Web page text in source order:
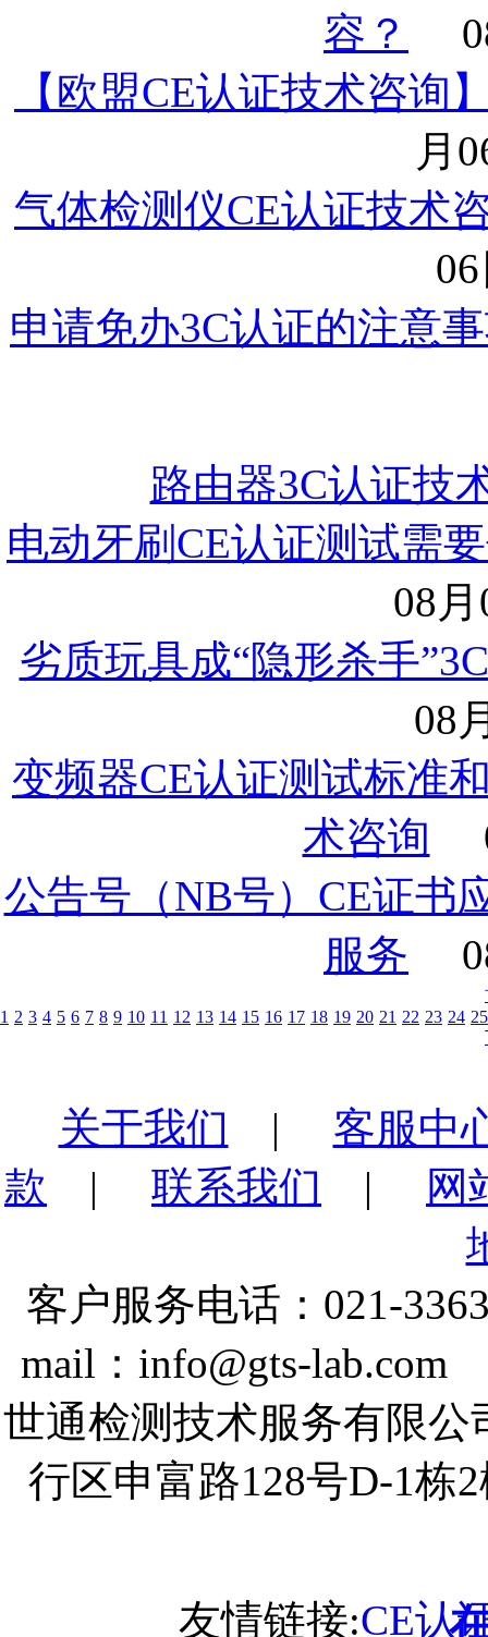
容？
【欧盟CE认证技术咨询
月
气体检测仪CE认证技术
申请免办3C认证的注意
路由器3C认证技
电动牙刷CE认证测试需
08
劣质玩具成“隐形杀手
08
变频器CE认证测试标准
术咨询
公告号（NB号）CE证书
服务
1 2 3 4 5 6 7 8 9 10 11 12 13 14 15 16 17 18 19 20 21 22 23 24 25
关于我们 | 客服中
款 | 联系我们 |
网
客户服务电话：021-
mail：info@gts-
世通检测技术服务有限
行区申富路128号D-1
友情链接:CE认